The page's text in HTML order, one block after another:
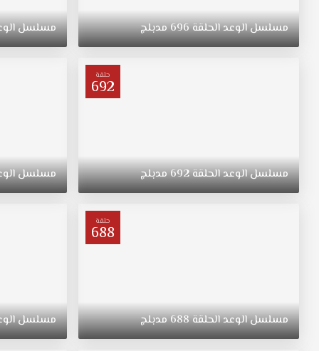
التي
ولدت
في
مدبلج
الحلقة
تبقى
"ريهان"
مسلسلالوعدالحلقة696مدبلج مسلسل
حلقة
692
مسلسلالوعدالحلقة692مدبلج مسلسل
حلقة
688
مسلسلالوعدالحلقة688مدبلج مسلسل